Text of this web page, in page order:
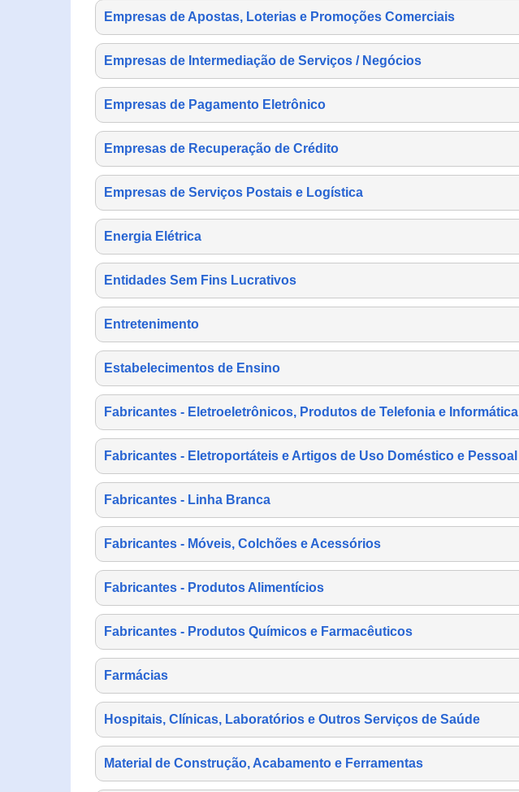
Empresas de Apostas, Loterias e Promoções Comerciais
Empresas de Intermediação de Serviços / Negócios
Empresas de Pagamento Eletrônico
Empresas de Recuperação de Crédito
Empresas de Serviços Postais e Logística
Energia Elétrica
Entidades Sem Fins Lucrativos
Entretenimento
Estabelecimentos de Ensino
Fabricantes - Eletroeletrônicos, Produtos de Telefonia e Informática
Fabricantes - Eletroportáteis e Artigos de Uso Doméstico e Pessoal
Fabricantes - Linha Branca
Fabricantes - Móveis, Colchões e Acessórios
Fabricantes - Produtos Alimentícios
Fabricantes - Produtos Químicos e Farmacêuticos
Farmácias
Hospitais, Clínicas, Laboratórios e Outros Serviços de Saúde
Material de Construção, Acabamento e Ferramentas